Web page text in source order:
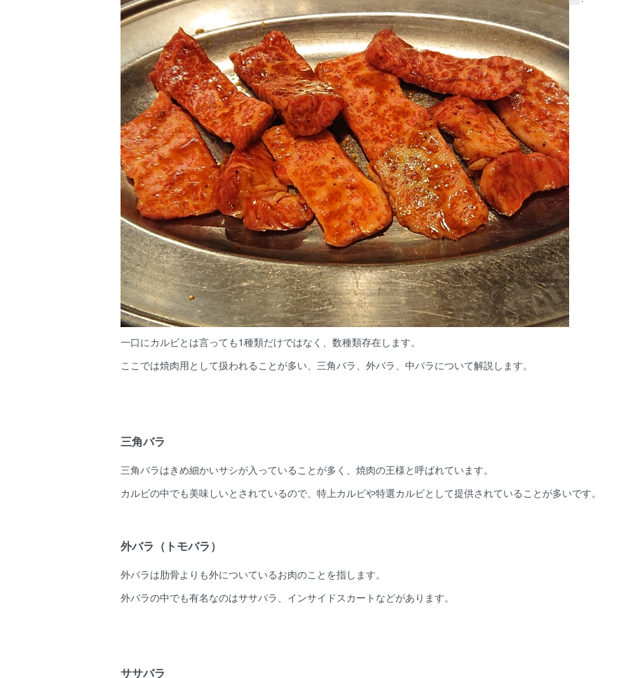
一口にカルビとは言っても1種類だけではなく、数種類存在します。
ここでは焼肉用として扱われることが多い、三角バラ、外バラ、中バラについて解説します。
三角バラ
三角バラはきめ細かいサシが入っていることが多く、焼肉の王様と呼ばれています。
カルビの中でも美味しいとされているので、特上カルビや特選カルビとして提供されていることが多いです。
外バラ（トモバラ）
外バラは肋骨よりも外についているお肉のことを指します。
外バラの中でも有名なのはササバラ、インサイドスカートなどがあります。
ササバラ